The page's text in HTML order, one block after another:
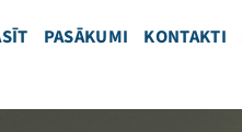
PASĀKUMI KONTAKTI